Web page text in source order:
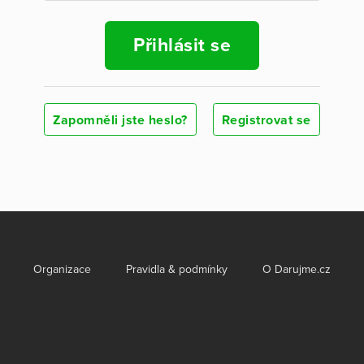
Přihlásit se
Zapomněli jste heslo? Registrovat se
Organizace Pravidla & podmínky O Darujme.cz